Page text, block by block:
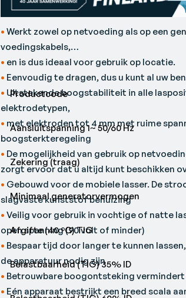
• Werkt zowel op netvoeding als op een
voedingskabels,
• en is dus ideaal voor gebruik op locatie.
• Eenvoudig te dragen, dus u kunt al uw
• Uitstekende boogstabiliteit in alle
elektrodetypen,
• met elektroden tot 4 mm met ruime
boogsterkteregeling
• De mogelijkheid van gebruik op
zorgt ervoor dat u altijd kunt beschikken
• Gebouwd voor de mobiele lasser. De
slagvaste kunststof behuizing
• Veilig voor gebruik in vochtige of natte
open spanning (90 volt of minder)
• Bespaar tijd door langer te kunnen
de apparatuur nodig zijn
• Betrouwbare boogontsteking
• Eén apparaat bestrijkt een breed scala
Productcode
Aansluitspanning 1~ 50/60 Hz
Zekering (traag)
Minimaal generatorvermogen
Afgifte (40 ºC) TIG
Belastbaarheid (TIG) 35% ID